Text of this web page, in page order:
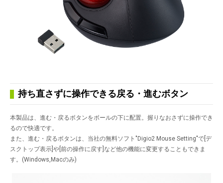
持ち直さずに操作できる戻る・進むボタン
本製品は、進む・戻るボタンをボールの下に配置。握りなおさずに操作でき
るので快適です。
また、進む・戻るボタンは、当社の無料ソフト"Digio2 Mouse Setting"で[デ
スクトップ表示]や[前の操作に戻す]など他の機能に変更することもできま
す。(Windows,Macのみ)